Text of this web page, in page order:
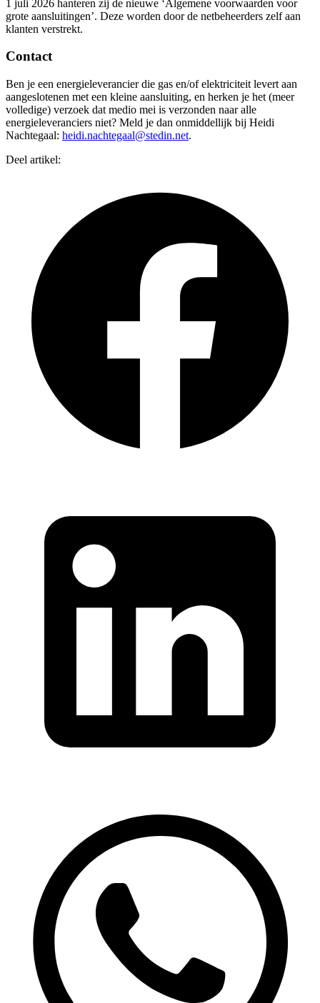
1 juli 2026 hanteren zij de nieuwe ‘Algemene voorwaarden voor
grote aansluitingen’. Deze worden door de netbeheerders zelf aan
klanten verstrekt.
Contact
Ben je een energieleverancier die gas en/of elektriciteit levert aan
aangeslotenen met een kleine aansluiting, en herken je het (meer
volledige) verzoek dat medio mei is verzonden naar alle
energieleveranciers niet? Meld je dan onmiddellijk bij Heidi
Nachtegaal: heidi.nachtegaal@stedin.net.
Deel artikel: